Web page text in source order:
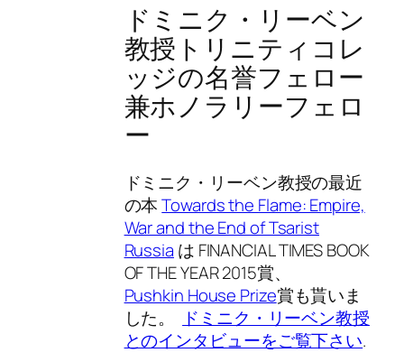
ドミニク・リーベン
教授トリニティコレ
ッジの名誉フェロー
兼ホノラリーフェロ
ー
ドミニク・リーベン教授の最近
の本Towards the Flame: Empire,
War and the End of Tsarist
Russia は FINANCIAL TIMES BOOK
OF THE YEAR 2015賞、
Pushkin House Prize賞も貰いま
した。
ドミニク・リーベン教授
とのインタビューをご覧下さい.